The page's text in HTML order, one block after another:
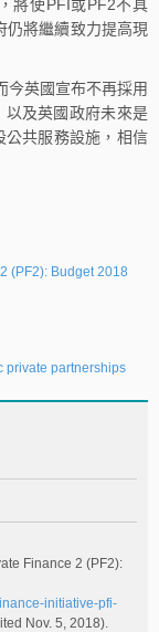
將使PFI或PF2不具
仍將繼續致力提高現
英國宣布不再採用
以及英國政府未來是
公共服務設施，相信
(PF2): Budget 2018
private partnerships
Finance 2 (PF2):
initiative-pfi-
Nov. 5, 2018).